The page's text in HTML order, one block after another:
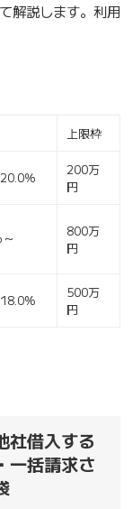
解説します。利用
上限枠
％
200万
円
800万
円
500万
円
社借入する
一括請求さ